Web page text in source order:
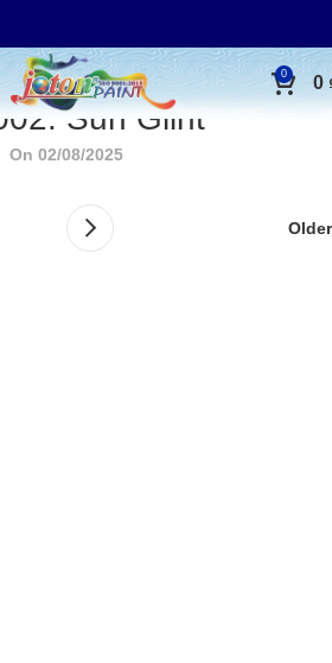
0 0
Sun Glint
On 02/08/2025
Older